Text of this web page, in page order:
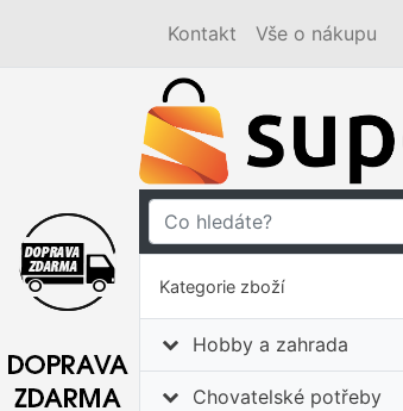
Kontakt Vše o nákupu
Kategorie zboží
Hobby a zahrada
Chovatelské potřeby